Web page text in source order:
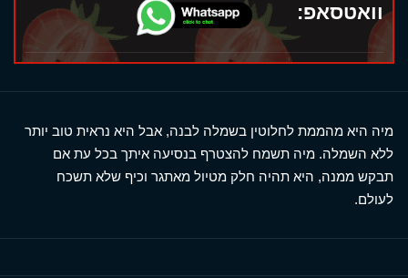
וואטסאפ:
מיה היא מהממת לחלוטין בשמלה לבנה, אבל היא נראית טוב יותר
ללא השמלה. מיה תשמח להצטרף בנסיעה איתך בכל עת אם
תבקש ממנה, היא תהיה חלק מטיול מאתגר וכיף שלא תשכח
לעולם.